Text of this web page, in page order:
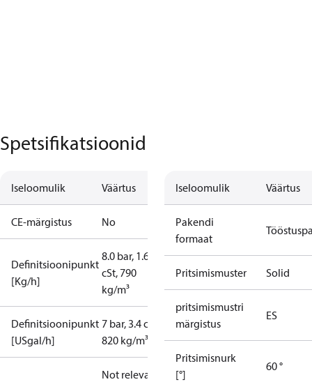
Spetsifikatsioonid
Iseloomulik Väärtus
CE-märgistus No
Definitsioonipunkt
[Kg/h]
8.0 bar, 1.65
cSt, 790
kg/m³
Definitsioonipunkt
[USgal/h]
7 bar, 3.4 cSt,
820 kg/m³
Not relevant
Iseloomulik Väärtus
Pakendi
formaat
Pritsimismuster Solid
pritsimismustri
märgistus
ES
Pritsimisnurk
[°]
60 °